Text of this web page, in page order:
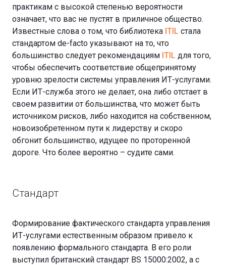
практикам с высокой степенью вероятности
означает, что вас не пустят в приличное общество.
Известные слова о том, что библиотека ITIL стала
стандартом de-facto указывают на то, что
большинство следует рекомендациям ITIL для того,
чтобы обеспечить соответствие общепринятому
уровню зрелости системы управления ИТ-услугами.
Если ИТ-служба этого не делает, она либо отстает в
своем развитии от большинства, что может быть
источником рисков, либо находится на собственном,
новоизобретенном пути к лидерству и скоро
обгонит большинство, идущее по проторенной
дороге. Что более вероятно – судите сами.
Стандарт
Формирование фактического стандарта управления
ИТ-услугами естественным образом привело к
появлению формального стандарта. В его роли
выступил британский стандарт BS 15000:2002, а с